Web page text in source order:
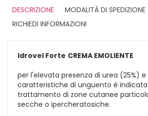
DESCRIZIONE
MODALITÀ DI SPEDIZIONE
RICHIEDI INFORMAZIONI
Idrovel Forte CREMA EMOLIENTE
per l'elevata presenza di urea (25%) e
caratteristiche di unguento é
trattamento di zone cutanee
secche o ipercheratosiche.